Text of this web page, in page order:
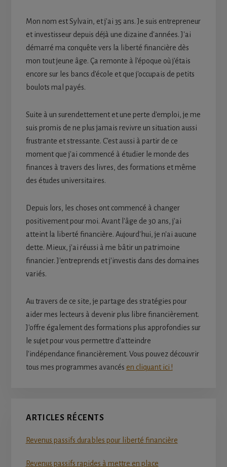
Mon nom est Sylvain, et j'ai 35 ans. Je suis entrepreneur
et investisseur depuis déjà une dizaine d'années. J'ai
démarré ma conquête vers la liberté financière dès
mon tout jeune âge. Ça remonte à l'époque où j'étais
encore sur les bancs d'école et que j'occupais de petits
boulots mal payés.
Suite à un surendettement et une perte d'emploi, je me
suis promis de ne plus jamais revivre un situation aussi
frustrante et stressante. C'est aussi à partir de ce
moment que j'ai commencé à étudier le monde des
finances à travers des livres, des formations et même
des études universitaires.
Depuis lors, les choses ont commencé à changer
positivement pour moi. Avant l'âge de 30 ans, j'ai
atteint la liberté financière. Aujourd'hui, je n'ai aucune
dette. Mieux, j'ai réussi à me bâtir un patrimoine
financier. J'entreprends et j'investis dans des domaines
variés.
Au travers de ce site, je partage des stratégies pour
aider mes lecteurs à devenir plus libre financièrement.
J'offre également des formations plus approfondies sur
le sujet pour vous permettre d'atteindre
l'indépendance financièrement. Vous pouvez découvrir
tous mes programmes avancés en cliquant ici !
ARTICLES RÉCENTS
Revenus passifs durables pour liberté financière
Revenus passifs rapides à mettre en place